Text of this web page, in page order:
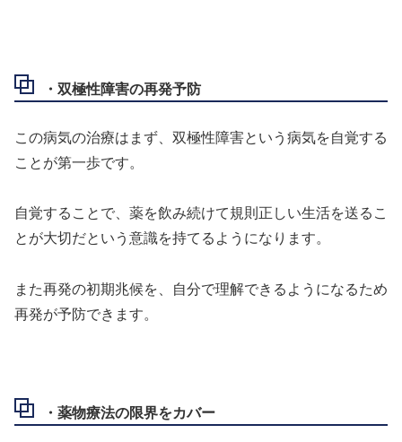
・双極性障害の再発予防
この病気の治療はまず、双極性障害という病気を自覚する
ことが第一歩です。
自覚することで、薬を飲み続けて規則正しい生活を送るこ
とが大切だという意識を持てるようになります。
また再発の初期兆候を、自分で理解できるようになるため
再発が予防できます。
・薬物療法の限界をカバー